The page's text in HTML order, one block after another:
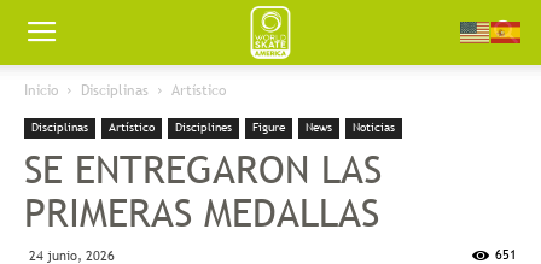
Worldskate
America
Inicio Disciplinas Artístico
Disciplinas Artístico Disciplines Figure News Noticias
SE ENTREGARON LAS
PRIMERAS MEDALLAS
24 junio, 2026 651